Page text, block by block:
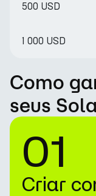
500 USD
1 000 USD
Como
seus
01
Criar